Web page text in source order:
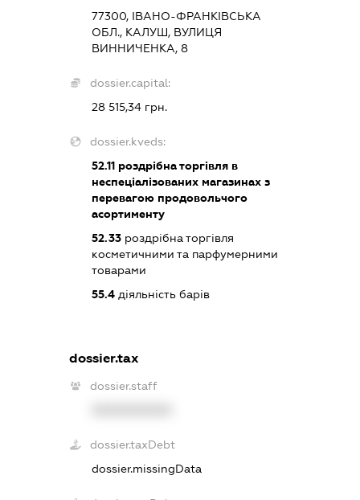
77300, ІВАНО-ФРАНКІВСЬКА
ОБЛ., КАЛУШ, ВУЛИЦЯ
ВИННИЧЕНКА, 8
dossier.capital:
28 515,34 грн.
dossier.kveds:
52.11 роздрібна торгівля в
неспеціалізованих магазинах з
перевагою продовольчого
асортименту
52.33 роздрібна торгівля
косметичними та парфумерними
товарами
55.4 діяльність барів
dossier.tax
dossier.staff
dossier.taxDebt
dossier.missingData